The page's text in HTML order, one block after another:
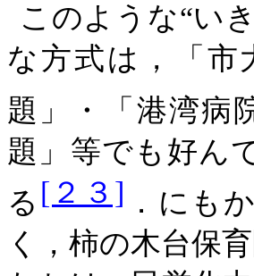
このような“い
な方式は，「市
題」・「港湾病
題」等でも好ん
る [２３] ．にも
く，柿の木台保